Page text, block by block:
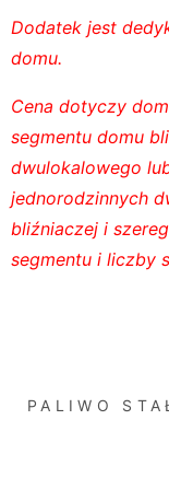
Dodatek jest
domu.
Cena dotyczy
segmentu domu
dwulokalowego
jednorodzinnych
bliźniaczej i
segmentu i liczby
PALIWO